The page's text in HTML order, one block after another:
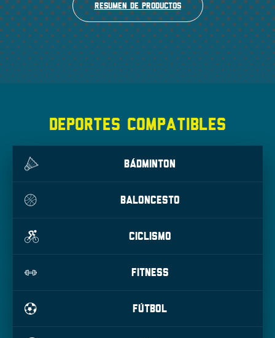
Resumen de productos
DEPORTES COMPATIBLES
BÁDMINTON
BALONCESTO
CICLISMO
FITNESS
FÚTBOL